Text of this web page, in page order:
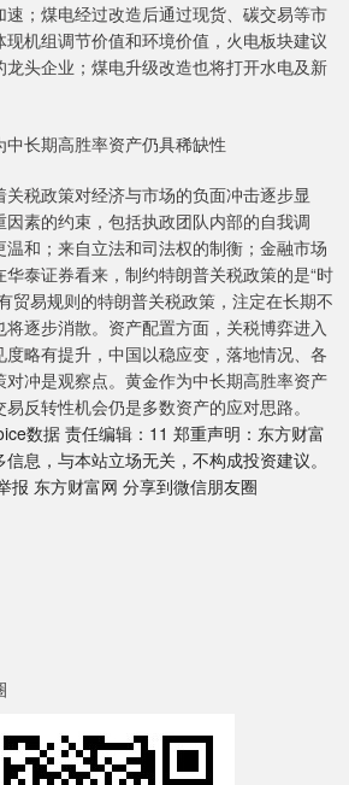
；煤电经过改造后通过现货、碳交易等市
机组调节价值和环境价值，火电板块建议
头企业；煤电升级改造也将打开水电及新
长期高胜率资产仍具稀缺性
税政策对经济与市场的负面冲击逐步显
素的约束，包括执政团队内部的自我调
和；来自立法和司法权的制衡；金融市场
泰证券看来，制约特朗普关税政策的是“时
贸易规则的特朗普关税政策，注定在长期不
逐步消散。资产配置方面，关税博弈进入
略有提升，中国以稳应变，落地情况、各
冲是观察点。黄金作为中长期高胜率资产
反转性机会仍是多数资产的应对思路。
数据 责任编辑：11 郑重声明：东方财富
息，与本站立场无关，不构成投资建议。
报 东方财富网 分享到微信朋友圈